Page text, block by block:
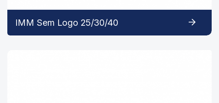
IMM Sem Logo 25/30/40